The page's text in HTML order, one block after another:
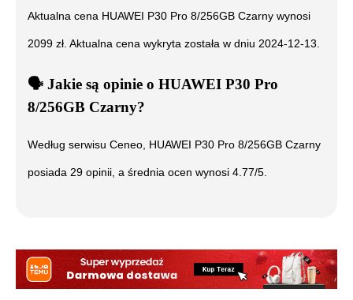
Aktualna cena HUAWEI P30 Pro 8/256GB Czarny wynosi
2099 zł. Aktualna cena wykryta została w dniu 2024-12-13
🗣️ ️ Jakie są opinie o HUAWEI P30 Pro
8/256GB Czarny?
Według serwisu Ceneo, HUAWEI P30 Pro 8/256GB Czarny
posiada 29 opinii, a średnia ocen wynosi 4.77/5.